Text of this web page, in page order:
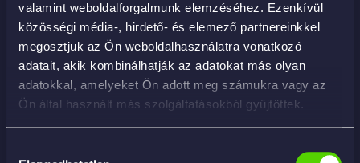
valamint weboldalforgalmunk elemzéséhez. Ezenkívül
közösségi média-, hirdető- és elemező partnereinkkel
megosztjuk az Ön weboldalhasználatra vonatkozó
adatait, akik kombinálhatják az adatokat más olyan
adatokkal, amelyeket Ön adott meg számukra vagy az
Ön által használt más szolgáltatásokból gyűjtöttek.